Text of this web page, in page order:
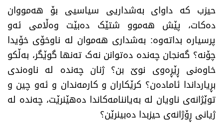
حیزب کە داوای بەشداریی سیاسیی بۆ هەمووان
دەکات، پێش هەموو شتێک دەبێت وەڵامی ئەو
پرسیارە بداتەوە: بەشداری هەموان لە ناوخۆی خۆیدا
چۆنە؟ گەنجان چەندە دەتوانن نەک تەنها گوێگر، بەڵکو
خاوەنی ڕێڕەوی نوێ بن؟ ژنان چەندە لە ناوەندی
بڕیارداندا ئامادەن؟ کرێکاران و کارمەندان و ئەو چین و
توێژانەی ناویان لە بەیاننامەکاندا دەهێنرێت، چەندە لە
ژیانی ڕۆژانەی حیزبدا دەبینرێن؟